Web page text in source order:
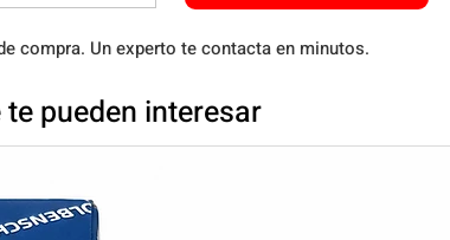
compra. Un experto te contacta en minutos.
pueden interesar